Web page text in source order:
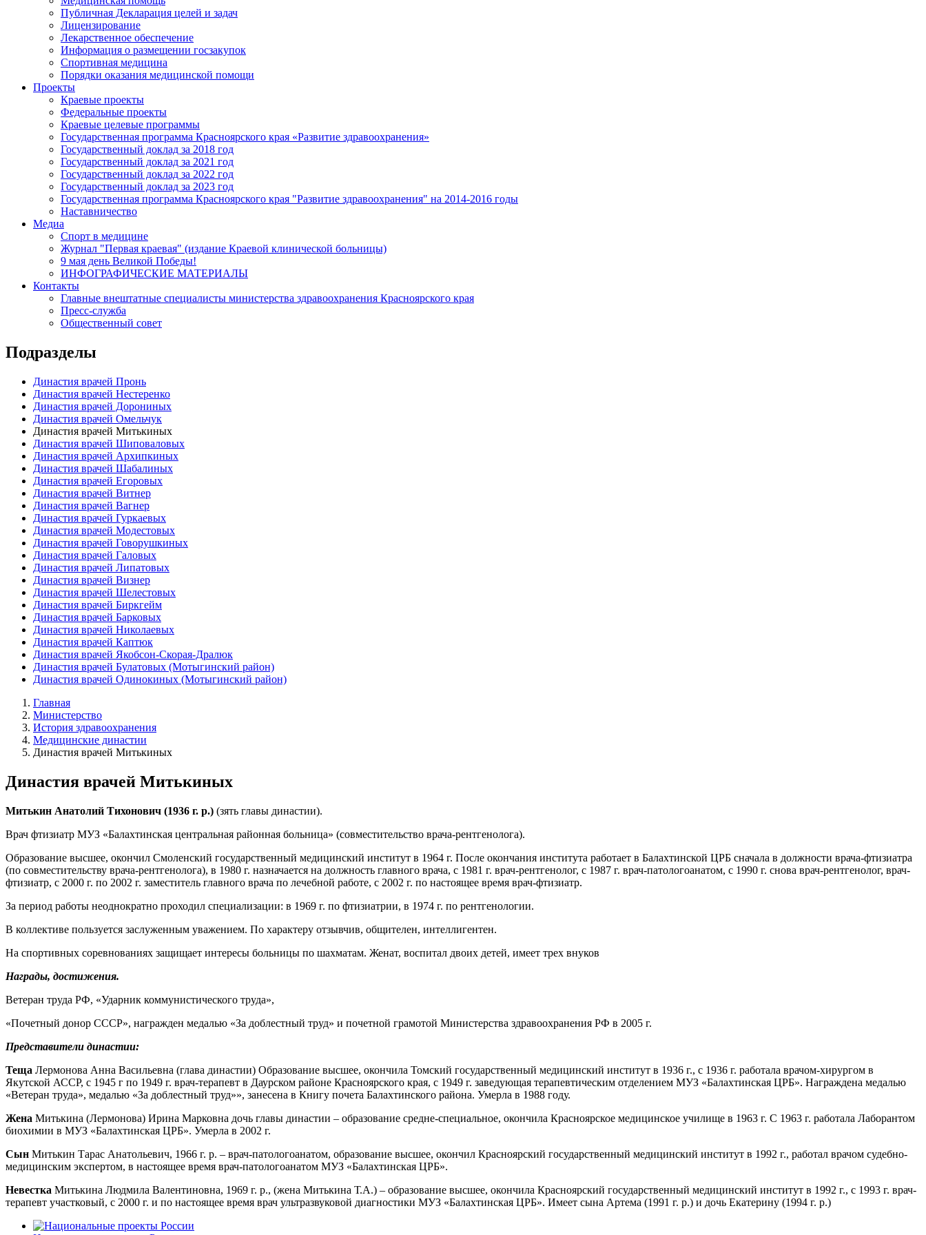
Публичная Декларация целей и задач
Лицензирование
Лекарственное обеспечение
Информация о размещении госзакупок
Спортивная медицина
Порядки оказания медицинской помощи
Проекты
Краевые проекты
Федеральные проекты
Краевые целевые программы
Государственная программа Красноярского края «Развитие здравоохранения»
Государственный доклад за 2018 год
Государственный доклад за 2021 год
Государственный доклад за 2022 год
Государственный доклад за 2023 год
Государственная программа Красноярского края "Развитие здравоохранения" на 2014-2016 годы
Наставничество
Медиа
Спорт в медицине
Журнал "Первая краевая" (издание Краевой клинической больницы)
9 мая день Великой Победы!
ИНФОГРАФИЧЕСКИЕ МАТЕРИАЛЫ
Контакты
Главные внештатные специалисты министерства здравоохранения Красноярского края
Пресс-служба
Общественный совет
Подразделы
Династия врачей Пронь
Династия врачей Нестеренко
Династия врачей Дорониных
Династия врачей Омельчук
Династия врачей Митькиных
Династия врачей Шиповаловых
Династия врачей Архипкиных
Династия врачей Шабалиных
Династия врачей Егоровых
Династия врачей Витнер
Династия врачей Вагнер
Династия врачей Гуркаевых
Династия врачей Модестовых
Династия врачей Говорушкиных
Династия врачей Галовых
Династия врачей Липатовых
Династия врачей Визнер
Династия врачей Шелестовых
Династия врачей Биркгейм
Династия врачей Барковых
Династия врачей Николаевых
Династия врачей Каптюк
Династия врачей Якобсон-Скорая-Дралюк
Династия врачей Булатовых (Мотыгинский район)
Династия врачей Одинокиных (Мотыгинский район)
Главная
Министерство
История здравоохранения
Медицинские династии
Династия врачей Митькиных
Династия врачей Митькиных
Митькин Анатолий Тихонович (1936 г. р.) (зять главы династии).
Врач фтизиатр МУЗ «Балахтинская центральная районная больница» (совместительство врача-рентгенолога).
Образование высшее, окончил Смоленский государственный медицинский институт в 1964 г. После окончания института работает в Балахтинской ЦРБ сначала в должности врача-фтизиатра
(по совместительству врача-рентгенолога), в 1980 г. назначается на должность главного врача, с 1981 г. врач-рентгенолог, с 1987 г. врач-патологоанатом, с 1990 г. снова врач-рентгенолог, врач-
фтизиатр, с 2000 г. по 2002 г. заместитель главного врача по лечебной работе, с 2002 г. по настоящее время врач-фтизиатр.
За период работы неоднократно проходил специализации: в 1969 г. по фтизиатрии, в 1974 г. по рентгенологии.
В коллективе пользуется заслуженным уважением. По характеру отзывчив, общителен, интеллигентен.
На спортивных соревнованиях защищает интересы больницы по шахматам. Женат, воспитал двоих детей, имеет трех внуков
Награды, достижения.
Ветеран труда РФ, «Ударник коммунистического труда»,
«Почетный донор СССР», награжден медалью «За доблестный труд» и почетной грамотой Министерства здравоохранения РФ в 2005 г.
Представители династии:
Теща Лермонова Анна Васильевна (глава династии) Образование высшее, окончила Томский государственный медицинский институт в 1936 г., с 1936 г. работала врачом-хирургом в
Якутской АССР, с 1945 г по 1949 г. врач-терапевт в Даурском районе Красноярского края, с 1949 г. заведующая терапевтическим отделением МУЗ «Балахтинская ЦРБ». Награждена медалью
«Ветеран труда», медалью «За доблестный труд»», занесена в Книгу почета Балахтинского района. Умерла в 1988 году.
Жена Митькина (Лермонова) Ирина Марковна дочь главы династии – образование средне-специальное, окончила Красноярское медицинское училище в 1963 г. С 1963 г. работала Лаборантом
биохимии в МУЗ «Балахтинская ЦРБ». Умерла в 2002 г.
Сын Митькин Тарас Анатольевич, 1966 г. р. – врач-патологоанатом, образование высшее, окончил Красноярский государственный медицинский институт в 1992 г., работал врачом судебно-
медицинским экспертом, в настоящее время врач-патологоанатом МУЗ «Балахтинская ЦРБ».
Невестка Митькина Людмила Валентиновна, 1969 г. р., (жена Митькина Т.А.) – образование высшее, окончила Красноярский государственный медицинский институт в 1992 г., с 1993 г. врач-
терапевт участковый, с 2000 г. и по настоящее время врач ультразвуковой диагностики МУЗ «Балахтинская ЦРБ». Имеет сына Артема (1991 г. р.) и дочь Екатерину (1994 г. р.)